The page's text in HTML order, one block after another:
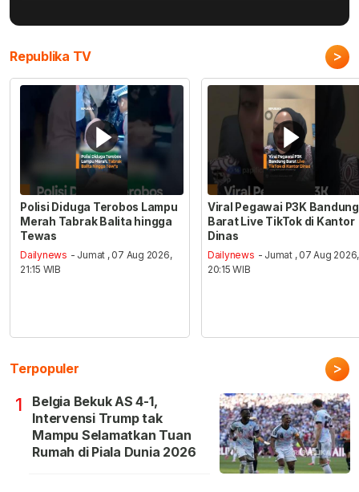
Republika TV >
Polisi Diduga Terobos Lampu
Merah Tabrak Balita hingga
Tewas
Dailynews - Jumat , 07 Aug 2026,
21:15 WIB
Viral Pegawai P3K Bandung
Barat Live TikTok di Kantor
Dinas
Dailynews - Jumat , 07 Aug 2026,
20:15 WIB
Terpopuler >
1
Belgia Bekuk AS 4-1,
Intervensi Trump tak
Mampu Selamatkan Tuan
Rumah di Piala Dunia 2026